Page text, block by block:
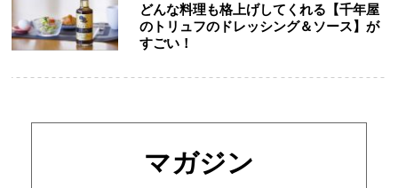
どんな料理も格上げしてくれる【千年屋
のトリュフのドレッシング＆ソース】が
すごい！
マガジン